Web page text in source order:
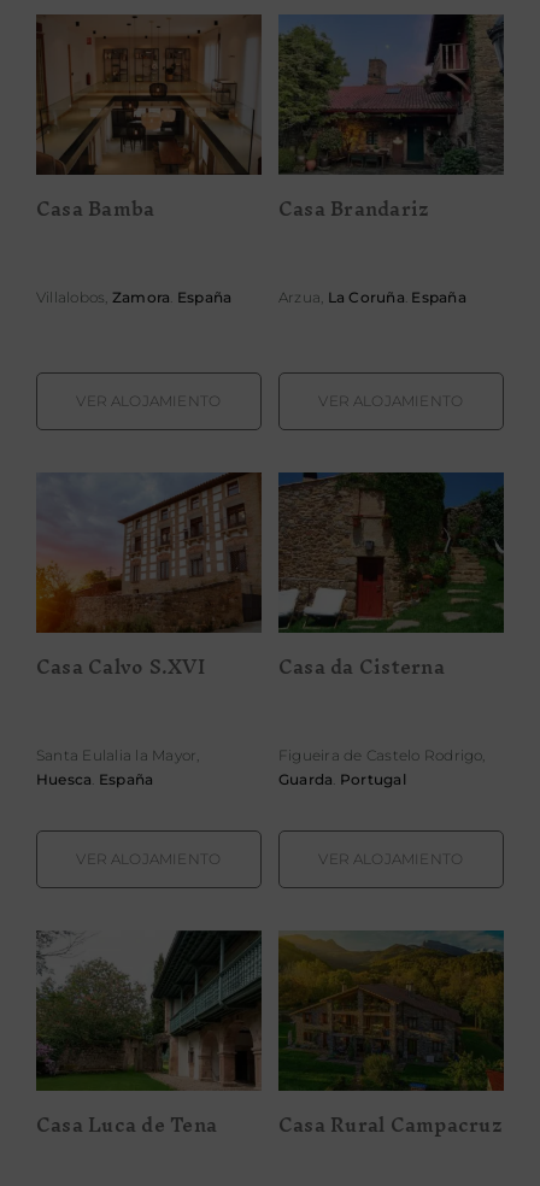
Casa Bamba
Casa Bamba
Villalobos, Zamora. España
VER ALOJAMIENTO
Casa Brandariz
Casa Brandariz
Arzua, La Coruña. España
VER ALOJAMIENTO
Casa Calvo
S.XVI
Casa Calvo S.XVI
Santa Eulalia la Mayor,
Huesca. España
VER ALOJAMIENTO
Casa da
Cisterna
Casa da Cisterna
Figueira de Castelo Rodrigo,
Guarda. Portugal
VER ALOJAMIENTO
Casa Luca de
Tena
Casa Luca de Tena
Casa Rural
Campacruz
Casa Rural Campacruz